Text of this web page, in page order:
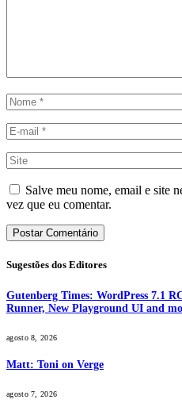
Salve meu nome, email e site
vez que eu comentar.
Sugestões dos Editores
Gutenberg Times: WordPress 7.1
Runner, New Playground UI and
agosto 8, 2026
Matt: Toni on Verge
agosto 7, 2026